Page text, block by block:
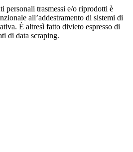
personali trasmessi e/o riprodotti è
all’addestramento di sistemi di
È altresì fatto divieto espresso di
di data scraping.